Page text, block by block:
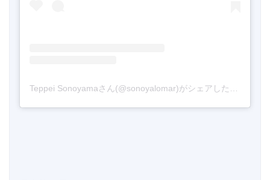
Teppei Sonoyamaさん(@sonoyalomar)がシェアした投稿